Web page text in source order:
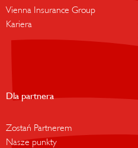
Vienna Insurance Group
Kariera
Dla partnera
Zostań Partnerem
Nasze punkty